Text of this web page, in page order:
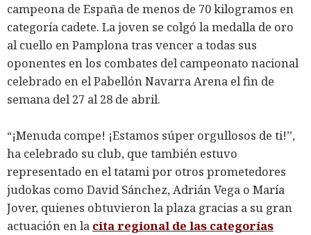
campeona de España de menos de 70 kilogramos en
categoría cadete. La joven se colgó la medalla de oro
al cuello en Pamplona tras vencer a todas sus
oponentes en los combates del campeonato nacional
celebrado en el Pabellón Navarra Arena el fin de
semana del 27 al 28 de abril.
“¡Menuda compe! ¡Estamos súper orgullosos de ti!”,
ha celebrado su club, que también estuvo
representado en el tatami por otros prometedores
judokas como David Sánchez, Adrián Vega o María
Jover, quienes obtuvieron la plaza gracias a su gran
actuación en la cita regional de las categorías